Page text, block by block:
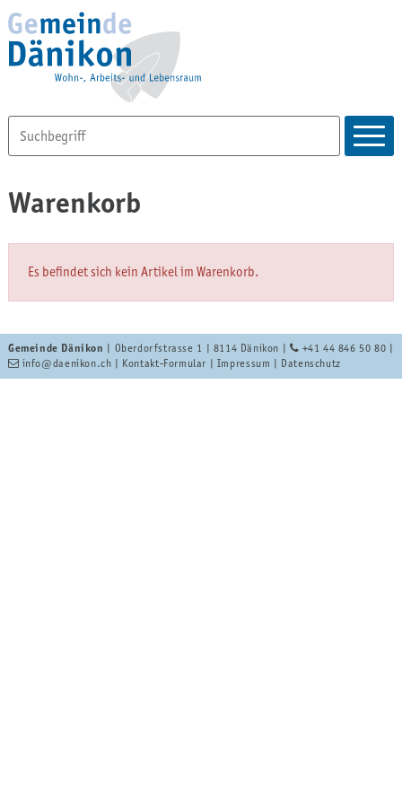
Warenkorb
Es befindet sich kein Artikel im Warenkorb.
Gemeinde Dänikon | Oberdorfstrasse 1 | 8114 Dänikon | +41 44 846 50 80
info@daenikon.ch Kontakt-Formular Impressum Datenschutz